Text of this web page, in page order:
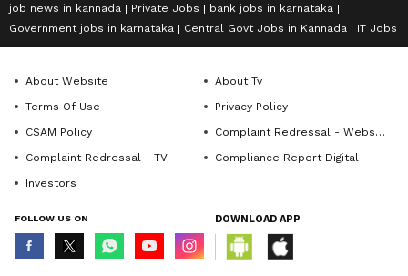
job news in kannada Private Jobs
bank jobs in karnataka
Government jobs in karnataka
Central Govt Jobs in Kannada IT Jobs
About Website
About Tv
Terms Of Use
Privacy Policy
CSAM Policy
Complaint Redressal - Website
Complaint Redressal - TV
Compliance Report Digital
Investors
FOLLOW US ON DOWNLOAD APP